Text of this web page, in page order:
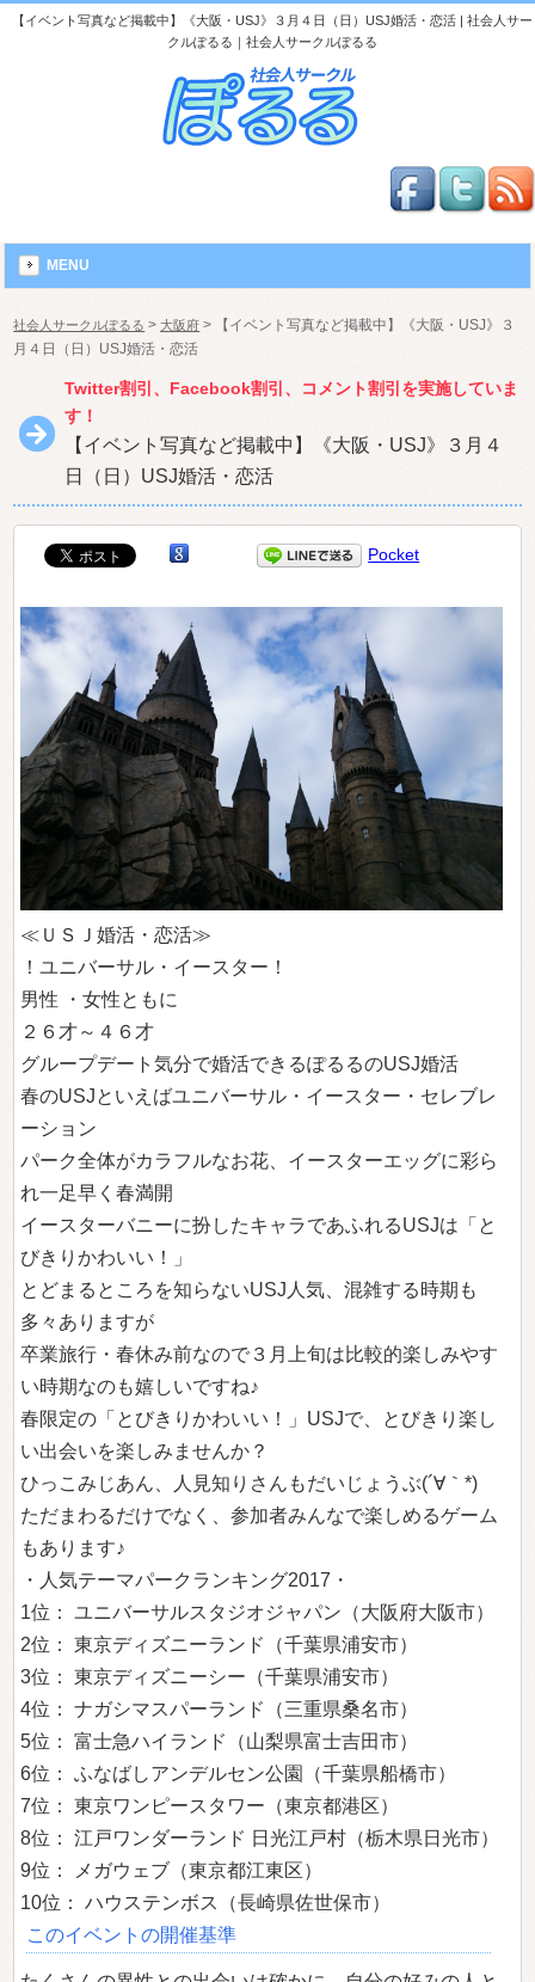
【イベント写真など掲載中】《大阪・USJ》３月４日（日）USJ婚活・恋活 | 社会人サー
クルぽるる｜社会人サークルぽるる
MENU
社会人サークルぽるる >大阪府 >
【イベント写真など掲載中】《大阪・USJ》３
月４日（日）USJ婚活・恋活
Twitter割引、Facebook割引、コメント割引を実施していま
す！
【イベント写真など掲載中】《大阪・USJ》３月４
日（日）USJ婚活・恋活
Pocket
≪ＵＳＪ婚活・恋活≫
！ユニバーサル・イースター！
男性 ・女性ともに
２６才～４６才
グループデート気分で婚活できるぽるるのUSJ婚活
春のUSJといえばユニバーサル・イースター・セレブレ
ーション
パーク全体がカラフルなお花、イースターエッグに彩ら
れ一足早く春満開
イースターバニーに扮したキャラであふれるUSJは「と
びきりかわいい！」
とどまるところを知らないUSJ人気、混雑する時期も
多々ありますが
卒業旅行・春休み前なので３月上旬は比較的楽しみやす
い時期なのも嬉しいですね♪
春限定の「とびきりかわいい！」USJで、とびきり楽し
い出会いを楽しみませんか？
ひっこみじあん、人見知りさんもだいじょうぶ(´∀｀*)
ただまわるだけでなく、参加者みんなで楽しめるゲーム
もあります♪
・人気テーマパークランキング2017・
1位： ユニバーサルスタジオジャパン（大阪府大阪市）
2位： 東京ディズニーランド（千葉県浦安市）
3位： 東京ディズニーシー（千葉県浦安市）
4位： ナガシマスパーランド（三重県桑名市）
5位： 富士急ハイランド（山梨県富士吉田市）
6位： ふなばしアンデルセン公園（千葉県船橋市）
7位： 東京ワンピースタワー（東京都港区）
8位： 江戸ワンダーランド 日光江戸村（栃木県日光市）
9位： メガウェブ（東京都江東区）
10位： ハウステンボス（長崎県佐世保市）
このイベントの開催基準